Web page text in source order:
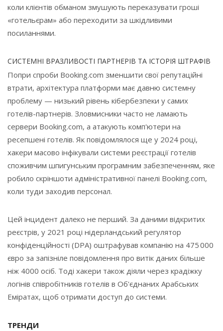
коли клієнтів обманом змушують переказувати гроші
«готельєрам» або переходити за шкідливими
посиланнями.
СИСТЕМНІ ВРАЗЛИВОСТІ ПАРТНЕРІВ ТА ІСТОРІЯ ШТРАФІВ
Попри спроби Booking.com зменшити свої репутаційні
втрати, архітектура платформи має давню системну
проблему — низький рівень кібербезпеки у самих
готелів-партнерів. Зловмисники часто не ламають
сервери Booking.com, а атакують комп'ютери на
ресепшені готелів. Як повідомлялося ще у 2024 році,
хакери масово інфікували системи реєстрації готелів
споживчим шпигунським програмним забезпеченням, яке
робило скріншоти адміністративної панелі Booking.com,
коли туди заходив персонал.
Цей інцидент далеко не перший. За даними відкритих
реєстрів, у 2021 році нідерландський регулятор
конфіденційності (DPA) оштрафував компанію на 475 000
євро за запізніле повідомлення про витік даних більше
ніж 4000 осіб. Тоді хакери також діяли через крадіжку
логінів співробітників готелів в Об'єднаних Арабських
Еміратах, щоб отримати доступ до системи.
ТРЕНДИ